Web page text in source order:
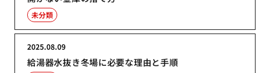
未分類
給湯器水抜き冬場に必要な理由と手順
2025.08.09